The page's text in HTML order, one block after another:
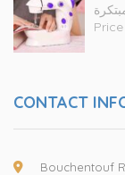
Price
CONTACT
Bouchentouf